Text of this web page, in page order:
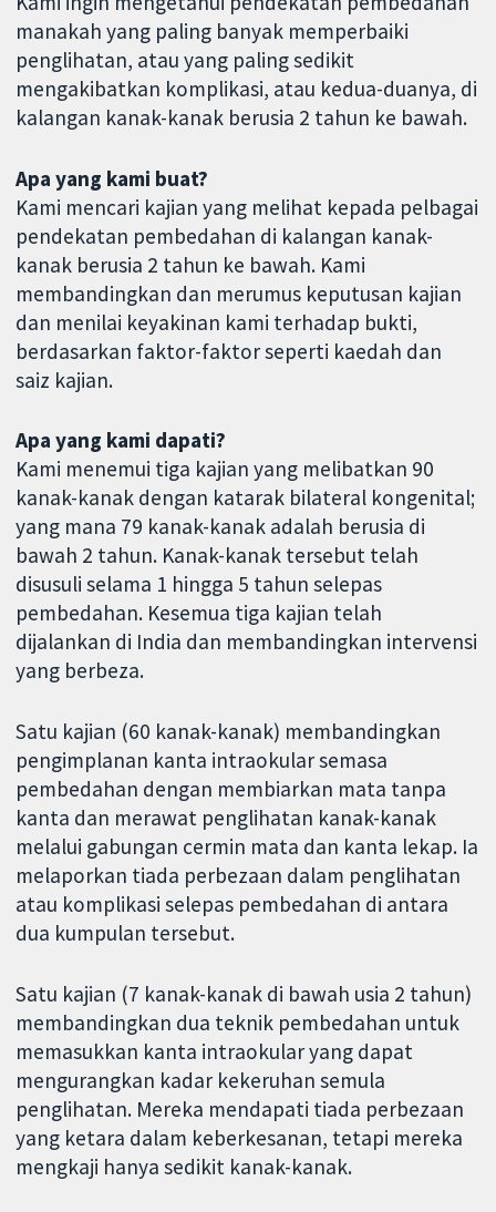
manakah yang paling banyak memperbaiki
penglihatan, atau yang paling sedikit
mengakibatkan komplikasi, atau kedua-duanya, di
kalangan kanak-kanak berusia 2 tahun ke bawah.
Apa yang kami buat?
Kami mencari kajian yang melihat kepada pelbagai
pendekatan pembedahan di kalangan kanak-
kanak berusia 2 tahun ke bawah. Kami
membandingkan dan merumus keputusan kajian
dan menilai keyakinan kami terhadap bukti,
berdasarkan faktor-faktor seperti kaedah dan
saiz kajian.
Apa yang kami dapati?
Kami menemui tiga kajian yang melibatkan 90
kanak-kanak dengan katarak bilateral kongenital;
yang mana 79 kanak-kanak adalah berusia di
bawah 2 tahun. Kanak-kanak tersebut telah
disusuli selama 1 hingga 5 tahun selepas
pembedahan. Kesemua tiga kajian telah
dijalankan di India dan membandingkan intervensi
yang berbeza.
Satu kajian (60 kanak-kanak) membandingkan
pengimplanan kanta intraokular semasa
pembedahan dengan membiarkan mata tanpa
kanta dan merawat penglihatan kanak-kanak
melalui gabungan cermin mata dan kanta lekap. Ia
melaporkan tiada perbezaan dalam penglihatan
atau komplikasi selepas pembedahan di antara
dua kumpulan tersebut.
Satu kajian (7 kanak-kanak di bawah usia 2 tahun)
membandingkan dua teknik pembedahan untuk
memasukkan kanta intraokular yang dapat
mengurangkan kadar kekeruhan semula
penglihatan. Mereka mendapati tiada perbezaan
yang ketara dalam keberkesanan, tetapi mereka
mengkaji hanya sedikit kanak-kanak.